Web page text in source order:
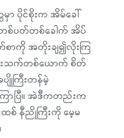
ာ ပိုင်စိုးက အိမ်ခေါ်
စ်ပတ်တစ်ခေါက် အိပ်
ာကို အတိုးချ၍လိုးကြ
းသက်တစ်ယောက် စိတ်
ျိုကြီးတန်မဲ့
ကြာပြီ။ အဲဒီကတည်းက
းထစ် နီညိုကြီးကို မေ့မ